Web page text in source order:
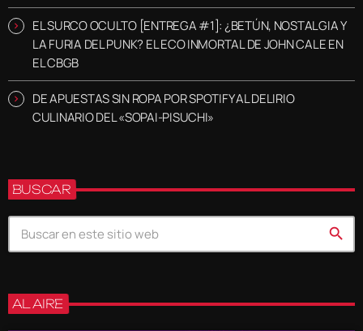
EL SURCO OCULTO [ENTREGA #1]: ¿BETÚN, NOSTALGIA Y
LA FURIA DEL PUNK? EL ECO INMORTAL DE JOHN CALE EN
EL CBGB
DE APUESTAS SIN ROPA POR SPOTIFY AL DELIRIO
CULINARIO DEL «SOPAI-PISUCHI»
BUSCAR
search
AL AIRE